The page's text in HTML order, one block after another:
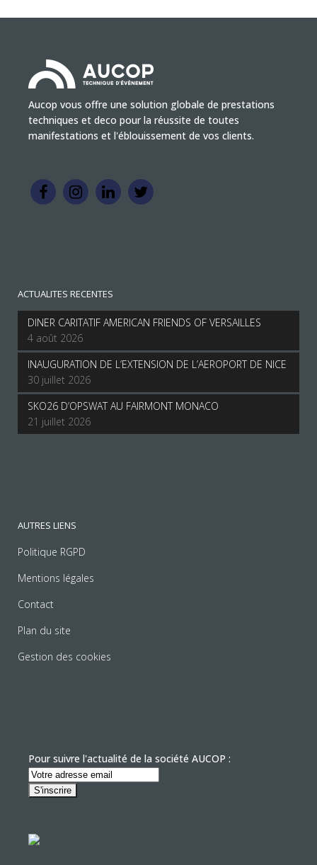
Aucop vous offre une solution globale de prestations
techniques et deco pour la réussite de toutes
manifestations et l'éblouissement de vos clients.
ACTUALITES RECENTES
DINER CARITATIF AMERICAN FRIENDS OF VERSAILLES
4 août 2026
INAUGURATION DE L’EXTENSION DE L’AEROPORT DE NICE
30 juillet 2026
SKO26 D’OPSWAT AU FAIRMONT MONACO
21 juillet 2026
AUTRES LIENS
Politique RGPD
Mentions légales
Contact
Plan du site
Gestion des cookies
Pour suivre l'actualité de la société AUCOP :